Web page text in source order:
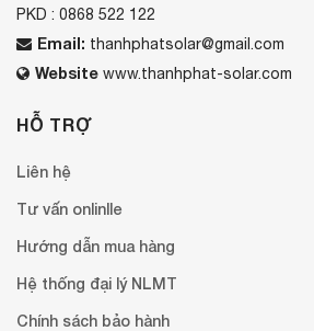
PKD : 0868 522 122
Email: thanhphatsolar@gmail.com
Website www.thanhphat-solar.com
HỖ TRỢ
Liên hệ
Tư vấn onlinlle
Hướng dẫn mua hàng
Hệ thống đại lý NLMT
Chính sách bảo hành